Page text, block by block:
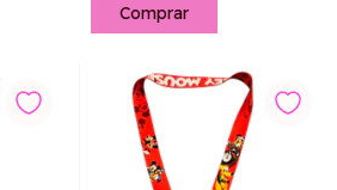
Comprar